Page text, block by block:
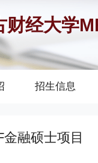
财经大学
招生信息
融硕士项目